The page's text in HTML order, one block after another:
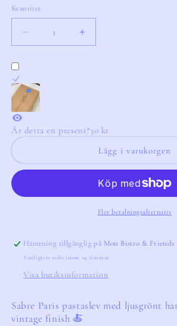
Kvantitet
Kvantitet
Minska
kvantitet
Vintage
Spaghetti
Spoon
Asparagus
Öka
kvantitet
Asparagus
Är detta en present?30 kr
Lägg i varukorgen
Fler betalningsalternativ
Hämtning tillgänglig på Mon Bistro & Friends
Vanligtvis redo inom 24 timmar
Visa butiksinformation
Sabre Paris pastaslev med ljusgrönt
vintage finish 🍝